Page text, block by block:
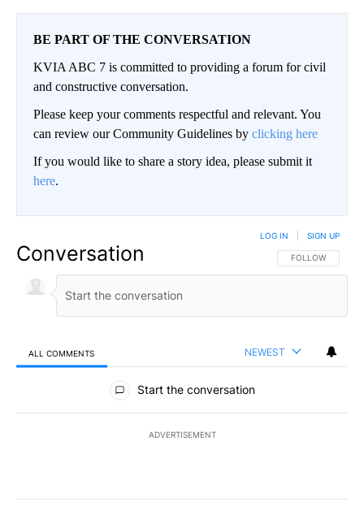
BE PART OF THE CONVERSATION
KVIA ABC 7 is committed to providing a forum for civil
and constructive conversation.
Please keep your comments respectful and relevant. You
can review our Community Guidelines by clicking here
If you would like to share a story idea, please submit it
here.
Conversation FOLLOW THIS
FOLLOW
LOG IN SIGN UP
ALL COMMENTS NEWEST
All Comments
Start the conversation
ADVERTISEMENT